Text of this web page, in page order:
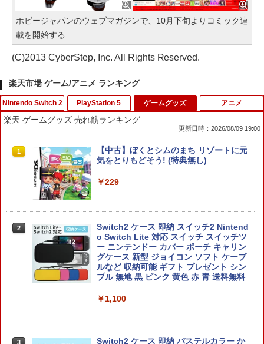
ホビージャパンのウェブマガジンで、10月下旬よりコミック連
載を開始する
(C)2013 CyberStep, Inc. All Rights Reserved.
楽天市場 ゲーム/アニメ ランキング
Nintendo Switch 2
1
【楽天ブックス限定特典】ドンキーコン
グ バナンザ(「スーパーマリオ」ステッ
2
[Switch 2] マリオテニス フィーバー
（ダウンロード版） ※6,400ポイント
までご利用可 ■
￥7,979
回外付特典】切り取れるクリアカード)
PlayStation 5
1
【中古】PS5ドラゴンクエストVII Rei
magined
￥4,518
2 がんばれゴエモン大集合！ PS5版
￥4,890
術士と白の守護者 〜レスレリアーナのア
トリエ〜 [PS5版][在庫品]
ゲームグッズ
楽天 ゲームグッズ 売れ筋ランキング
更新日時：2026/08/09 19:00
1
【中古】ぼくとシムのまち リゾートに元
気をとりもどそう! (特典無し)
￥229
2
Switch2 ケース 即納 スイッチ2 Nintend
o Switch Lite 対応 スイッチ スイッチツ
ー ニンテンドー カバー ポーチ キャリン
グケース 新型 ジョイコン ソフト ケーブ
ルなど 収納可能 ギフト プレゼント シン
プル 無地 黒 ピンク 黄色 赤 青 送料無料
￥1,100
3 Switch2 ケース 即納 パステルカラー か
アニメ